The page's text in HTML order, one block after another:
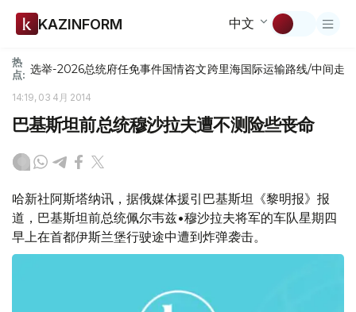
KAZINFORM 中文
热
点: 选举-2026总统府任免事件国情咨文跨里海国际运输路线/中间走廊
14:19, 03 4月 2014
巴基斯坦前总统穆沙拉夫遭不测险些丧命
哈新社阿斯塔纳讯，据俄媒体援引巴基斯坦《黎明报》报
道，巴基斯坦前总统佩尔韦兹•穆沙拉夫将军的车队星期四
早上在首都伊斯兰堡行驶途中遭到炸弹袭击。